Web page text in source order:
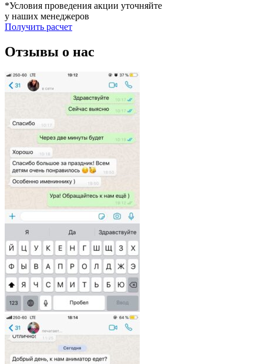
*Условия проведения акции уточняйте
у наших менеджеров
Получить расчет
Отзывы о нас